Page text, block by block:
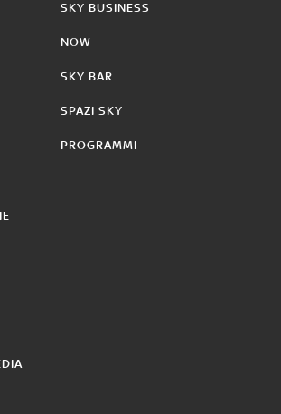
SKY BUSINESS
NOW
SKY BAR
SPAZI SKY
PROGRAMMI